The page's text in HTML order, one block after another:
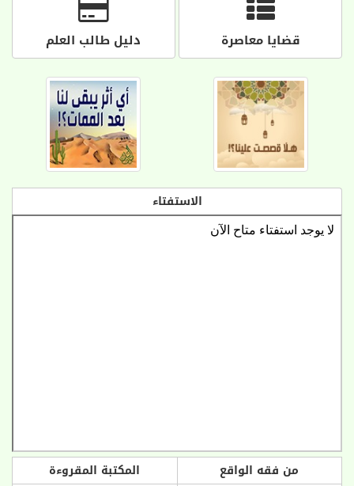
قضايا معاصرة دليل طالب العلم
الاستفتاء
من فقه الواقع المكتبة المقروءة